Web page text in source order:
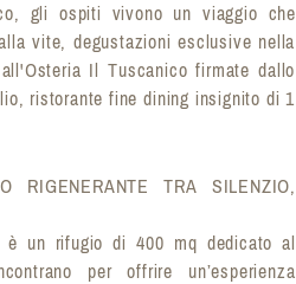
gli ospiti vivono un viaggio che
vite, degustazioni esclusive nella
Il Tuscanico firmate dallo
ristorante fine dining insignito di 1
RIGENERANTE TRA SILENZIO,
è un rifugio di 400 mq dedicato al
per offrire un’esperienza